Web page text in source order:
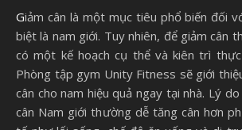
Giảm cân là một mục tiêu phổ biến đối với nhiều người, đặc
biệt là nam giới. Tuy nhiên, để giảm cân
có một kế hoạch cụ thể và kiên trì
Phòng tập gym Unity Fitness sẽ giới
cân cho nam hiệu quả ngay tại nhà. Lý
cân Nam giới thường dễ tăng cân hơn